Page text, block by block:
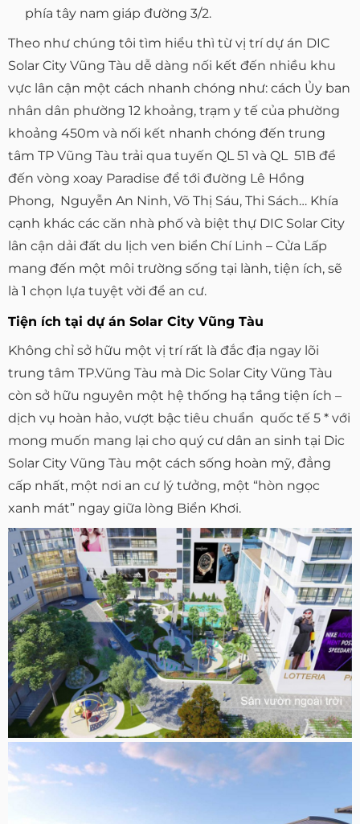
phía tây nam giáp đường 3/2.
Theo như chúng tôi tìm hiểu thì từ vị trí dự án DIC
Solar City Vũng Tàu dễ dàng nối kết đến nhiều khu
vực lân cận một cách nhanh chóng như: cách Ủy ban
nhân dân phường 12 khoảng, trạm y tế của phường
khoảng 450m và nối kết nhanh chóng đến trung
tâm TP Vũng Tàu trải qua tuyến QL 51 và QL 51B để
đến vòng xoay Paradise để tới đường Lê Hồng
Phong, Nguyễn An Ninh, Võ Thị Sáu, Thi Sách… Khía
cạnh khác các căn nhà phố và biệt thự DIC Solar City
lân cận dải đất du lịch ven biển Chí Linh – Cửa Lấp
mang đến một môi trường sống tại lành, tiện ích, sẽ
là 1 chọn lựa tuyệt vời để an cư.
Tiện ích tại dự án Solar City Vũng Tàu
Không chỉ sở hữu một vị trí rất là đắc địa ngay lõi
trung tâm TP.Vũng Tàu mà Dic Solar City Vũng Tàu
còn sở hữu nguyên một hệ thống hạ tầng tiện ích –
dịch vụ hoàn hảo, vượt bậc tiêu chuẩn quốc tế 5 * với
mong muốn mang lại cho quý cư dân an sinh tại Dic
Solar City Vũng Tàu một cách sống hoàn mỹ, đẳng
cấp nhất, một nơi an cư lý tưởng, một “hòn ngọc
xanh mát” ngay giữa lòng Biển Khơi.